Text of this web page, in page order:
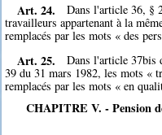
Art. 24.
Dans l'article 36, §
travailleurs appartenant à la
remplacés par les mots « des
Art. 25.
Dans l'article 37bis
39 du 31 mars 1982, les mots «
remplacés par les mots « en
CHAPITRE V. - Pension